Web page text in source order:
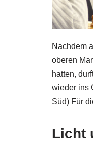
Nachdem
oberen
hatten,
wieder ins
Süd) Für
Licht